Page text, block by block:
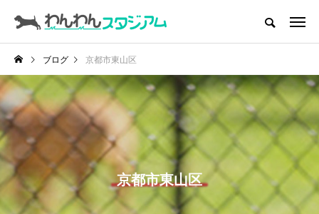
CATEGORY
ドッグラン
ドッグカフェ
愛犬とおでかけ (公園･施設etc)
愛犬と旅行
トリミングサロン
ブログ 京都市東山区
インデックス
京都市東山区